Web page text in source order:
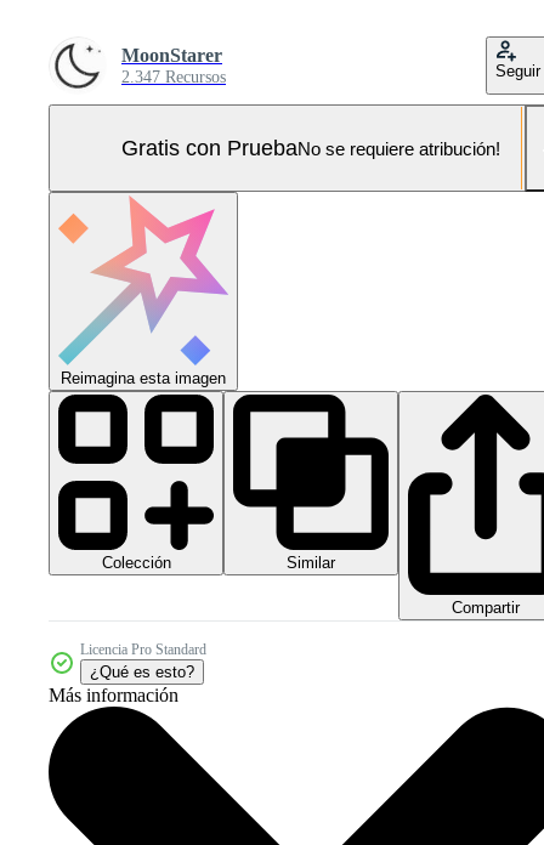
MoonStarer
2.347 Recursos Seguir
Gratis con PruebaNo se requiere atribución!
Reimagina esta imagen
Colección Similar
Compartir
Licencia Pro Standard
¿Qué es esto?
Más información